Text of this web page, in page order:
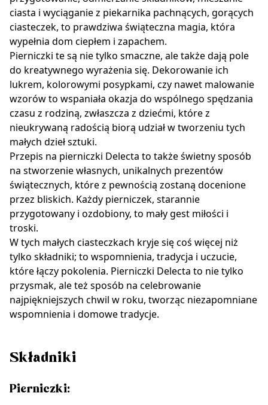
ciasta i wyciąganie z piekarnika pachnących, gorących
ciasteczek, to prawdziwa świąteczna magia, która
wypełnia dom ciepłem i zapachem.
Pierniczki te są nie tylko smaczne, ale także dają pole
do kreatywnego wyrażenia się. Dekorowanie ich
lukrem, kolorowymi posypkami, czy nawet malowanie
wzorów to wspaniała okazja do wspólnego spędzania
czasu z rodziną, zwłaszcza z dziećmi, które z
nieukrywaną radością biorą udział w tworzeniu tych
małych dzieł sztuki.
Przepis na pierniczki Delecta to także świetny sposób
na stworzenie własnych, unikalnych prezentów
świątecznych, które z pewnością zostaną docenione
przez bliskich. Każdy pierniczek, starannie
przygotowany i ozdobiony, to mały gest miłości i
troski.
W tych małych ciasteczkach kryje się coś więcej niż
tylko składniki; to wspomnienia, tradycja i uczucie,
które łączy pokolenia. Pierniczki Delecta to nie tylko
przysmak, ale też sposób na celebrowanie
najpiękniejszych chwil w roku, tworząc niezapomniane
wspomnienia i domowe tradycje.
Składniki
Pierniczki: